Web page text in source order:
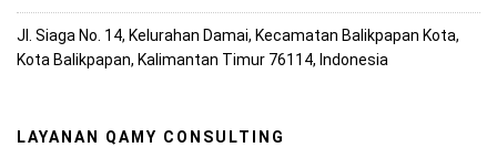
Jl. Siaga No. 14, Kelurahan Damai, Kecamatan Balikpapan Kota,
Kota Balikpapan, Kalimantan Timur 76114, Indonesia
LAYANAN QAMY CONSULTING